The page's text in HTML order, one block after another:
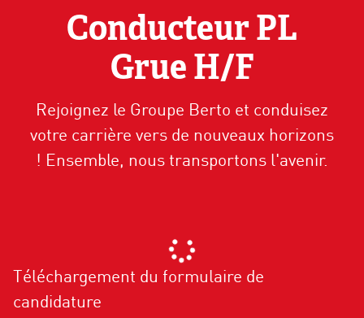
Conducteur PL
Grue H/F
Rejoignez le Groupe Berto et conduisez
votre carrière vers de nouveaux horizons
! Ensemble, nous transportons l'avenir.
Téléchargement du formulaire de
candidature